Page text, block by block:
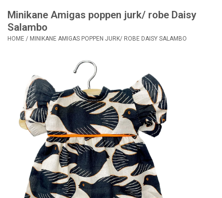
Cadeauservice
Lookbooks
Merken
Minikane Amigas poppen jurk/ robe Daisy
Salambo
HOME / MINIKANE AMIGAS POPPEN JURK/ ROBE DAISY SALAMBO